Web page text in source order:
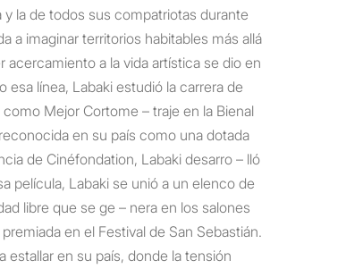
la de todos sus compatriotas durante
a imaginar territorios habitables más allá
a la vida artística se dio en
línea, Labaki estudió la carrera de
Mejor Cortome – traje en la Bienal
en su país como una dotada
de Cinéfondation, Labaki desarro – lló
película, Labaki se unió a un elenco de
libre que se ge – nera en los salones
en el Festival de San Sebastián.
estallar en su país, donde la tensión